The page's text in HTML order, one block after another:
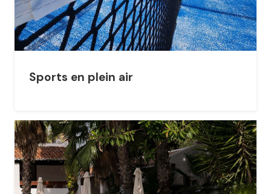
Sports en plein air